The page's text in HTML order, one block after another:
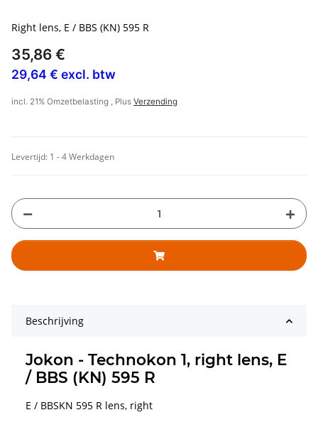
Right lens, E / BBS (KN) 595 R
35,86 €
29,64 € excl. btw
incl. 21% Omzetbelasting , Plus Verzending
Levertijd: 1 - 4 Werkdagen
Beschrijving
Jokon - Technokon 1, right lens, E
/ BBS (KN) 595 R
E / BBSKN 595 R lens, right